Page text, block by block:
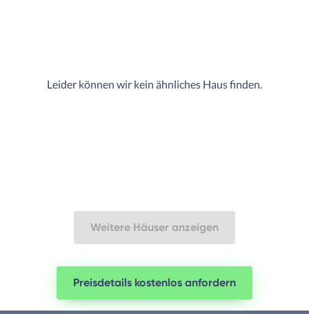
Leider können wir kein ähnliches Haus finden.
Weitere Häuser anzeigen
Preisdetails kostenlos anfordern